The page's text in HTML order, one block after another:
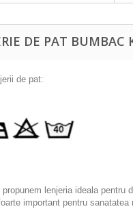
DE PAT BUMBAC
de pat:
propunem lenjeria ideala
important pentru sanatatea